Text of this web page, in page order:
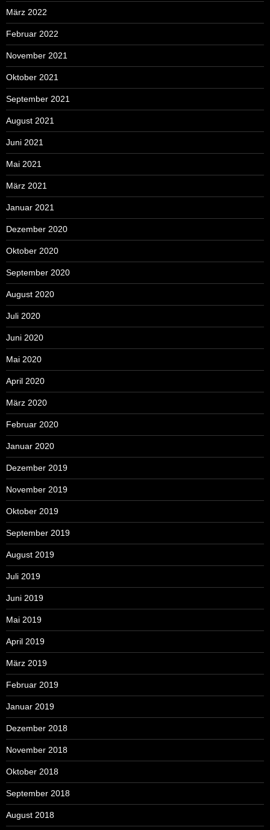
März 2022
Februar 2022
November 2021
Oktober 2021
September 2021
August 2021
Juni 2021
Mai 2021
März 2021
Januar 2021
Dezember 2020
Oktober 2020
September 2020
August 2020
Juli 2020
Juni 2020
Mai 2020
April 2020
März 2020
Februar 2020
Januar 2020
Dezember 2019
November 2019
Oktober 2019
September 2019
August 2019
Juli 2019
Juni 2019
Mai 2019
April 2019
März 2019
Februar 2019
Januar 2019
Dezember 2018
November 2018
Oktober 2018
September 2018
August 2018